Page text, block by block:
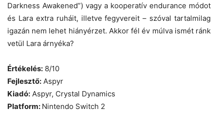
Darkness Awakened”) vagy a kooperatív endurance módot
és Lara extra ruháit, illetve fegyvereit – szóval tartalmilag
igazán nem lehet hiányérzet. Akkor fél év múlva ismét ránk
vetül Lara árnyéka?
Értékelés: 8/10
Fejlesztő: Aspyr
Kiadó: Aspyr, Crystal Dynamics
Platform: Nintendo Switch 2